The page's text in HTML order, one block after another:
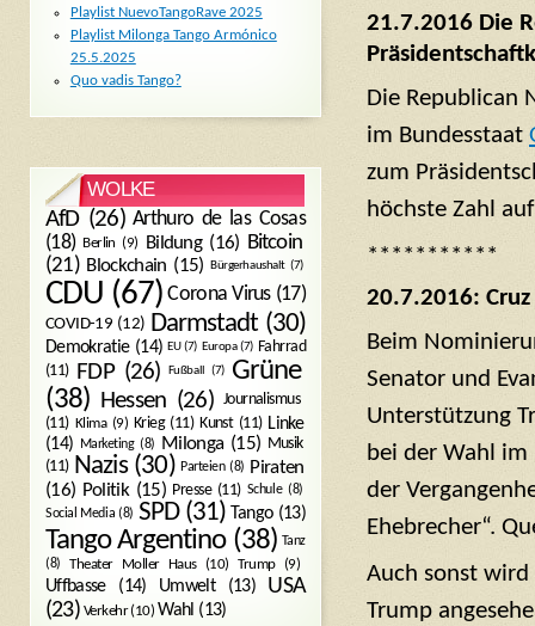
21.7.2016 Die
Die Republican
im Bundesstaat
zum
höchste Zahl
***********
20.7.2016: Cruz
Beim
Senator und
Unterstützung
bei der Wahl im
der
Ehebrecher“.
Auch sonst wird
Trump
Playlist NuevoTangoRave 2025
Playlist Milonga Tango Armónico
25.5.2025
Quo vadis Tango?
WOLKE
AfD(26) Arthuro de las Cosas
(18) Berlin (9) Bildung(16) Bitcoin
(21) Blockchain (15) Bürgerhaushalt (7)
CDU (67) Corona Virus(17)
COVID-19 (12) Darmstadt (30)
Demokratie(14) EU(7) Europa(7) Fahrrad
(11)
FDP(26) Fußball (7)
Grüne
(38) Hessen (26) Journalismus
(11) Klima(9) Krieg(11) Kunst(11) Linke
(14) Marketing(8) Milonga(15) Musik
(11) Nazis(30) Parteien(8) Piraten
(16) Politik(15) Presse(11) Schule(8)
Social Media (8) SPD(31) Tango(13)
Tango Argentino(38) Tanz
(8)
Theater Moller Haus(10) Trump(9)
Uffbasse(14) Umwelt(13)
USA
(23) Verkehr(10) Wahl (13)